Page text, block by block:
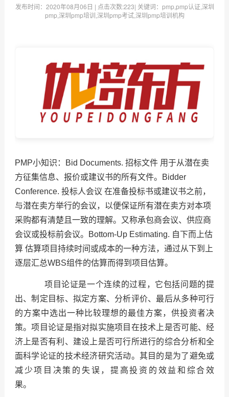
发布时间： 2020年08月06日 | 点击次数:223| 关键词：pmp,pmp认证,深圳
pmp,深圳pmp培训,深圳pmp考试,深圳pmp培训机构
PMP小知识：Bid Documents. 招标文件 用于从潜在卖
方征集信息、报价或建议书的所有文件。Bidder
Conference. 投标人会议 在准备投标书或建议书之前，
与潜在卖方举行的会议，以便保证所有潜在卖方对本项
采购都有清楚且一致的理解。又称承包商会议、供应商
会议或投标前会议。Bottom-Up Estimating. 自下而上估
算 估算项目持续时间或成本的一种方法，通过从下到上
逐层汇总WBS组件的估算而得到项目估算。
项目论证是一个连续的过程，它包括问题的提
出、制定目标、拟定方案、分析评价、最后从多种可行
的方案中选出一种比较理想的最佳方案，供投资者决
策。项目论证是指对拟实施项目在技术上是否可能、经
济上是否有利、建设上是否可行所进行的综合分析和全
面科学论证的技术经济研究活动。其目的是为了避免或
减少项目决策的失误，提高投资的效益和综合效
果。